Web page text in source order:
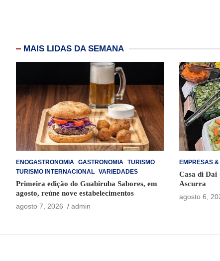
MAIS LIDAS DA SEMANA
ENOGASTRONOMIA GASTRONOMIA TURISMO
TURISMO INTERNACIONAL VARIEDADES
Primeira edição do Guabiruba Sabores, em
agosto, reúne nove estabelecimentos
agosto 7, 2026
admin
EMPRESAS
Casa di Dai
Ascurra
agosto 6,